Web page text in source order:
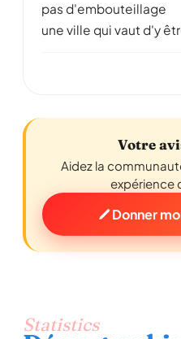
pas d'embouteillage
une ville qui vaut d'y
Votre
Aidez la
expérience
Donner
Statistics